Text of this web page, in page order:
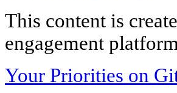
This content is
engagement
Your Priorities on